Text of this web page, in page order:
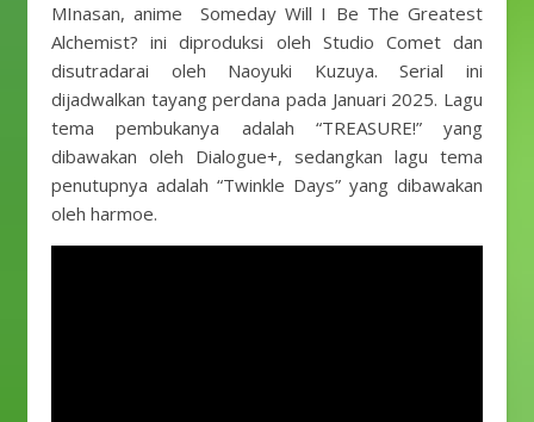
MInasan, anime Someday Will I Be The Greatest
Alchemist? ini diproduksi oleh Studio Comet dan
disutradarai oleh Naoyuki Kuzuya. Serial ini
dijadwalkan tayang perdana pada Januari 2025. Lagu
tema pembukanya adalah “TREASURE!” yang
dibawakan oleh Dialogue+, sedangkan lagu tema
penutupnya adalah “Twinkle Days” yang dibawakan
oleh harmoe.